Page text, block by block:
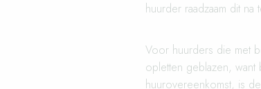
huurder raadzaam dit
Voor huurders die met
opletten geblazen, want
huurovereenkomst, is